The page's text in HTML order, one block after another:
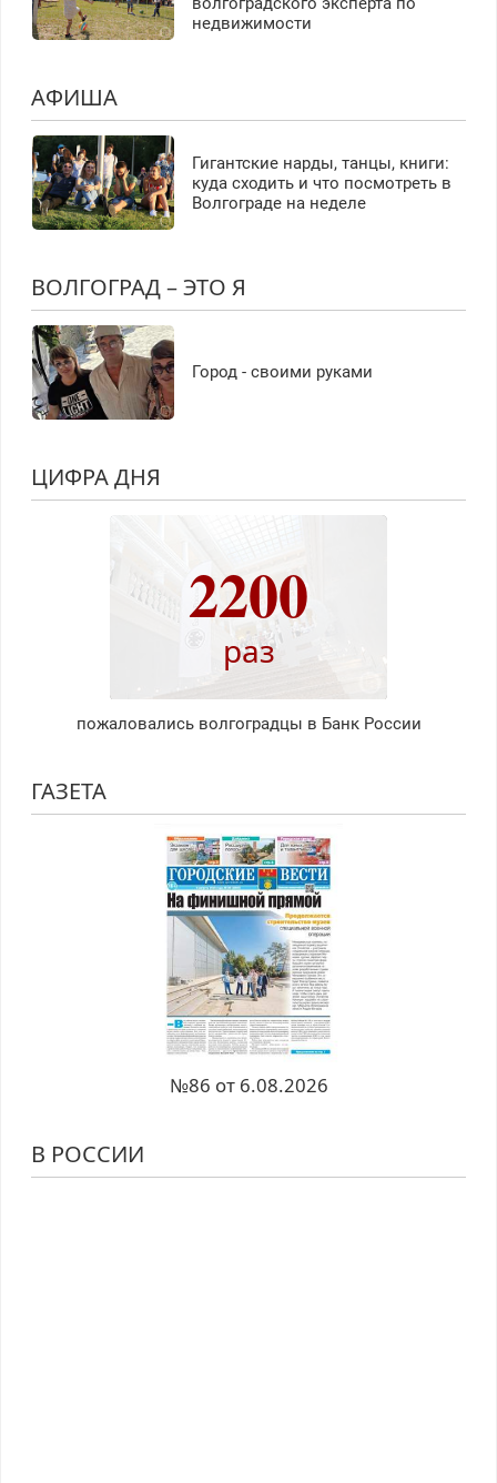
недвижимости
АФИША
Гигантские нарды, танцы, книги:
куда сходить и что посмотреть в
Волгограде на неделе
ВОЛГОГРАД – ЭТО Я
Город - своими руками
ЦИФРА ДНЯ
2200
раз
пожаловались волгоградцы в Банк России
ГАЗЕТА
№86 от 6.08.2026
В РОССИИ